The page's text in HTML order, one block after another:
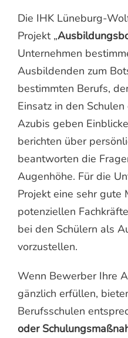
Die IHK Lüneburg-
Projekt „
Unternehmen
Ausbildenden zum
bestimmten Berufs,
Einsatz in den
Azubis geben
berichten über
beantworten die
Augenhöhe. Für die
Projekt eine sehr gute
potenziellen
bei den Schülern als
vorzustellen.
Wenn Bewerber Ihre
gänzlich erfüllen,
Berufsschulen
oder